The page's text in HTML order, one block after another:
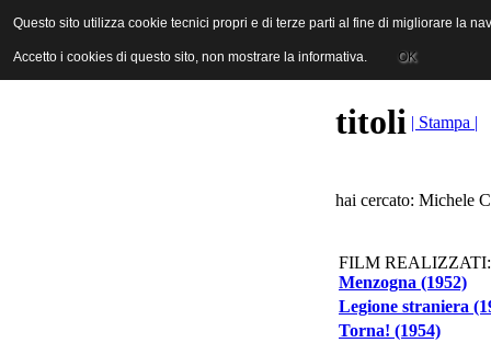
ANICA | Associazione Nazionale Industrie Cinematografiche
titoli | Stampa |
hai cercato: Michele
FILM REALIZZATI:
Menzogna (1952)
Legione straniera
Torna! (1954)
Questo sito utilizza cookie tecnici propri e di terze parti al fine di migliorare la
Accetto i cookies di questo sito, non mostrare la informativa. OK
Questo sito utilizza cookie tecnici propri e di terze parti al fine di migliorare la
Accetto i cookies di questo sito, non mostrare la informativa. OK